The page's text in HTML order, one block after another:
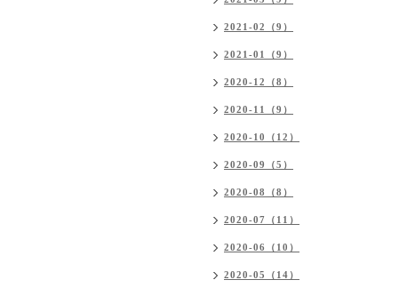
2021-02（9）
2021-01（9）
2020-12（8）
2020-11（9）
2020-10（12）
2020-09（5）
2020-08（8）
2020-07（11）
2020-06（10）
2020-05（14）